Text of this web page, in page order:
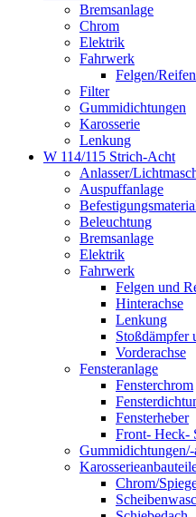
Bremsanlage
Chrom
Elektrik
Fahrwerk
Felgen/Reifen
Filter
Gummidichtungen
Karosserie
Lenkung
W 114/115 Strich-Acht
Anlasser/
Auspuffanlage
Beleuchtung
Bremsanlage
Elektrik
Fahrwerk
Felgen und
Hinterachse
Lenkung
Stoßdämpfer
Vorderachse
Fensteranlage
Fensterchrom
Fensterheber
Front- Heck-
Gummidichtungen/-
Chrom/